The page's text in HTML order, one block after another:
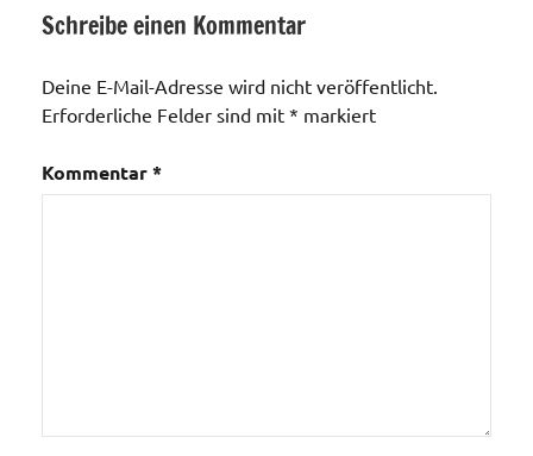
Schreibe einen Kommentar
Deine E-Mail-Adresse wird nicht veröffentlicht.
Erforderliche Felder sind mit * markiert
Kommentar*